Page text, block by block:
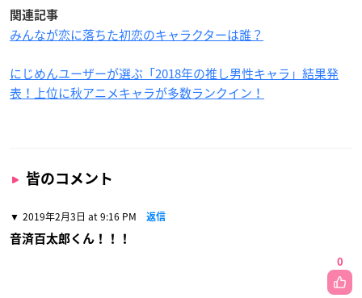
関連記事
みんなが恋に落ちた初恋のキャラクターは誰？
にじめんユーザーが選ぶ「2018年の推し男性キャラ」結果発
表！上位に秋アニメキャラが多数ランクイン！
皆のコメント
2019年2月3日 at 9:16 PM 返信
音済百太郎くん！！！
0